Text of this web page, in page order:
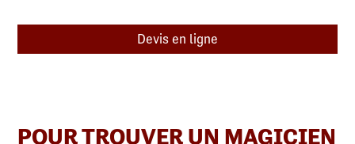
Devis en ligne
POUR TROUVER UN MAGICIEN